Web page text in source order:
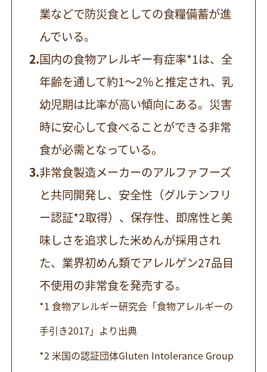
業などで防災食としての食糧備蓄が進
んでいる。
国内の食物アレルギー有症率*1は、全
年齢を通して約1〜2％と推定され、乳
幼児期は比率が高い傾向にある。災害
時に安心して食べることができる非常
食が必需となっている。
非常食製造メーカーのアルファフーズ
と共同開発し、安全性（グルテンフリ
ー認証*2取得）、保存性、即席性と美
味しさを追求した米めんが採用され
た、業界初めん類でアレルゲン27品目
不使用の非常食を発売する。
*1 食物アレルギー研究会「食物アレルギーの
手引き2017」より出典
*2 米国の認証団体Gluten Intolerance Group